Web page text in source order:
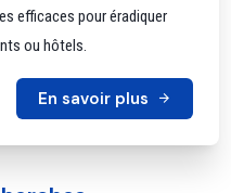
efficaces pour éradiquer
ou hôtels.
En savoir plus